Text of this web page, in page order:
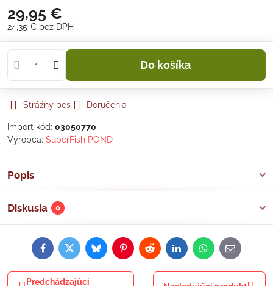
29,95 €
24,35 € bez DPH
Do košíka
Strážny pes Doručenia
Import kód: 03050770
Výrobca: SuperFish POND
Popis
Diskusia 0
FacebookTwitterBlueskyPinterestRedditLinkedInWhatsApp
E-
mail
Predchádzajúci